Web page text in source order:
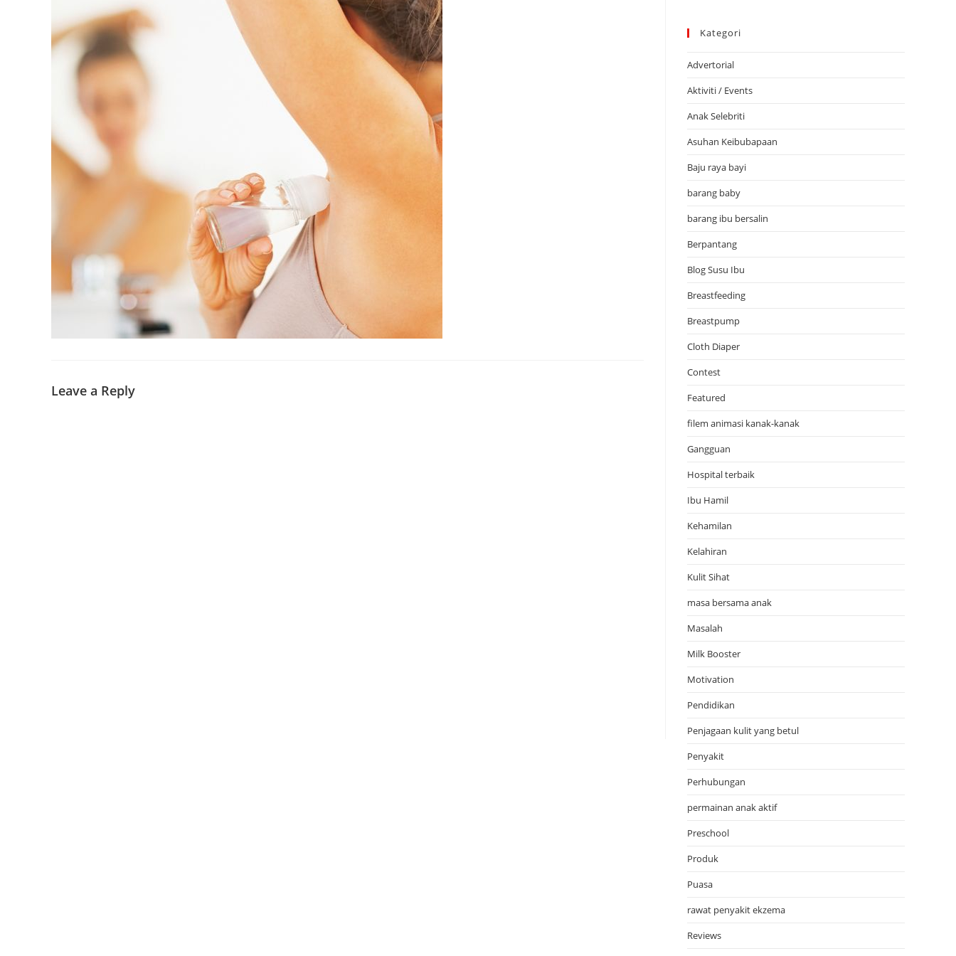
Leave a Reply
Kategori
Advertorial
Aktiviti / Events
Anak Selebriti
Asuhan Keibubapaan
Baju raya bayi
barang baby
barang ibu bersalin
Berpantang
Blog Susu Ibu
Breastfeeding
Breastpump
Cloth Diaper
Contest
Featured
filem animasi kanak-kanak
Gangguan
Hospital terbaik
Ibu Hamil
Kehamilan
Kelahiran
Kulit Sihat
masa bersama anak
Masalah
Milk Booster
Motivation
Pendidikan
Penjagaan kulit yang betul
Penyakit
Perhubungan
permainan anak aktif
Preschool
Produk
Puasa
rawat penyakit ekzema
Reviews